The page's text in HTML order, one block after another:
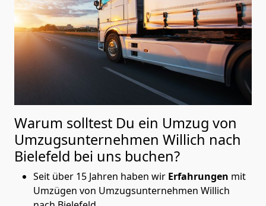
Warum solltest Du ein Umzug von
Umzugsunternehmen Willich nach
Bielefeld bei uns buchen?
Seit über 15 Jahren haben wir Erfahrungen mit
Umzügen von Umzugsunternehmen Willich